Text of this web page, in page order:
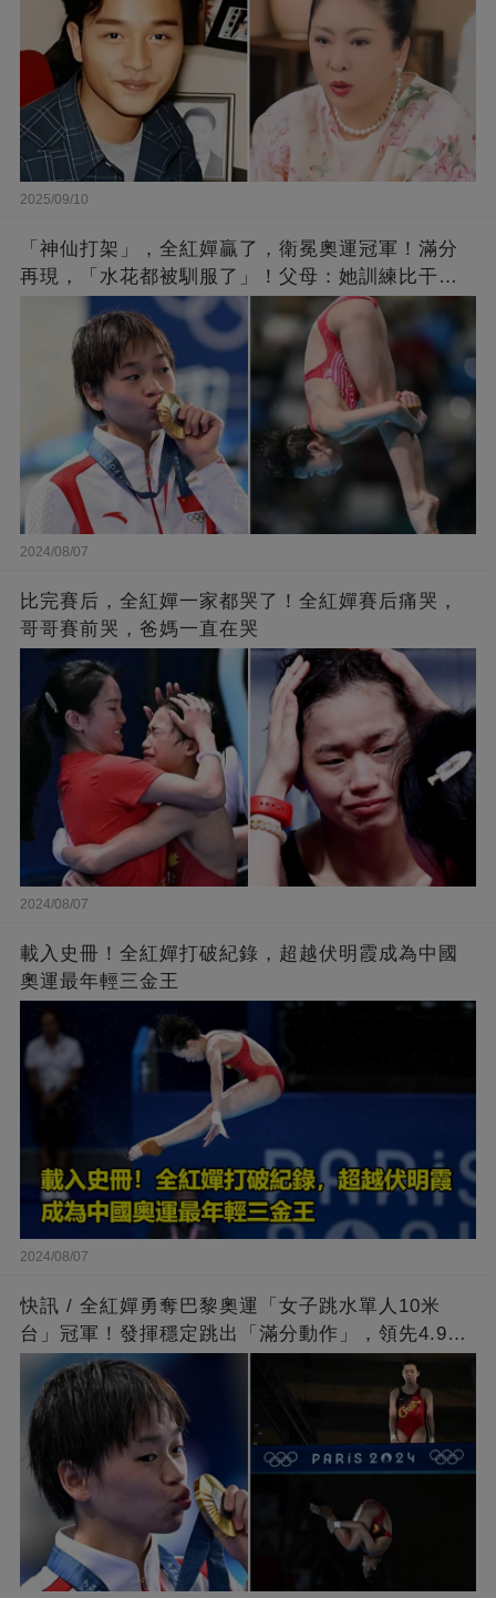
2025/09/10
「神仙打架」，全紅嬋贏了，衛冕奧運冠軍！滿分
再現，「水花都被馴服了」！父母：她訓練比干農
活累百倍！陳芋汐惜敗，獲得銀牌
2024/08/07
比完賽后，全紅嬋一家都哭了！全紅嬋賽后痛哭，
哥哥賽前哭，爸媽一直在哭
2024/08/07
載入史冊！全紅嬋打破紀錄，超越伏明霞成為中國
奧運最年輕三金王
2024/08/07
快訊 / 全紅嬋勇奪巴黎奧運「女子跳水單人10米
台」冠軍！發揮穩定跳出「滿分動作」，領先4.9分
擊敗陳芋汐